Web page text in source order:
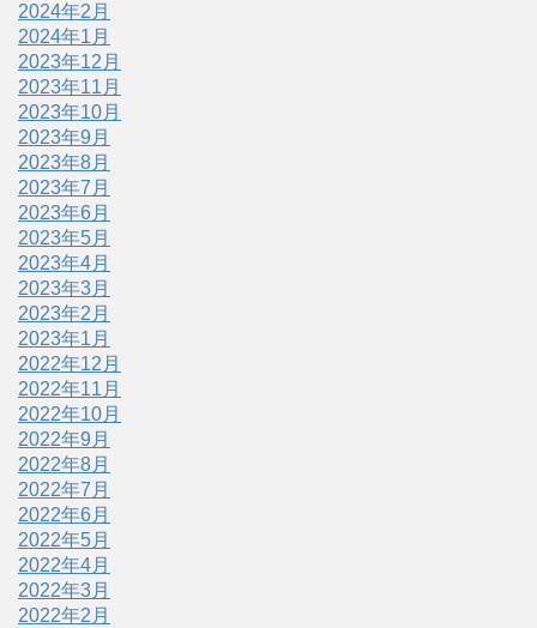
2024年2月
2024年1月
2023年12月
2023年11月
2023年10月
2023年9月
2023年8月
2023年7月
2023年6月
2023年5月
2023年4月
2023年3月
2023年2月
2023年1月
2022年12月
2022年11月
2022年10月
2022年9月
2022年8月
2022年7月
2022年6月
2022年5月
2022年4月
2022年3月
2022年2月